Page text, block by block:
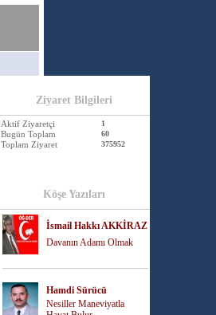
Ziyaret Bilgileri
Aktif Ziyaretçi 1
Bugün Toplam 60
Toplam Ziyaret 375952
Köşe Yazıları
İsmail Hakkı AKKİRAZ
Davanın Adamı Olmak
Hamdi Sürücü
Nesiller Maneviyatla